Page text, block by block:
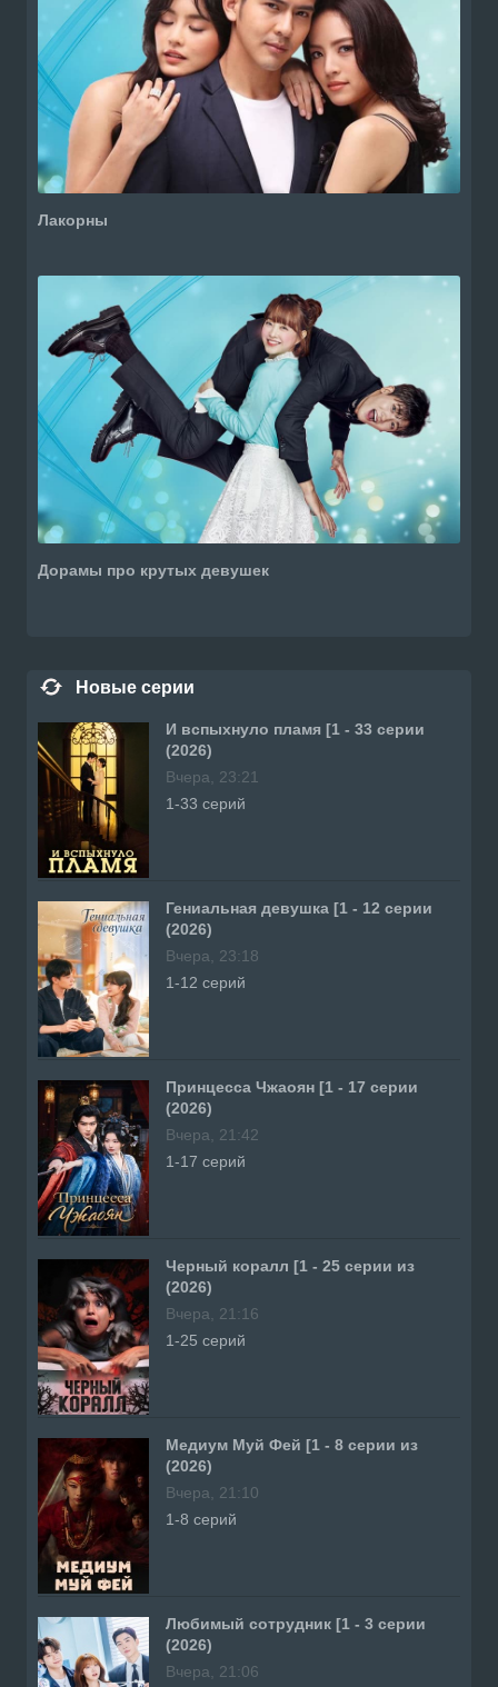
Лакорны
Дорамы про крутых девушек
Новые серии
И вспыхнуло пламя [1 - 33 серии
(2026)
Вчера, 23:21
1-33 серий
Гениальная девушка [1 - 12 серии
(2026)
Вчера, 23:18
1-12 серий
Принцесса Чжаоян [1 - 17 серии
(2026)
Вчера, 21:42
1-17 серий
Черный коралл [1 - 25 серии из
(2026)
Вчера, 21:16
1-25 серий
Медиум Муй Фей [1 - 8 серии из
(2026)
Вчера, 21:10
1-8 серий
Любимый сотрудник [1 - 3 серии
(2026)
Вчера, 21:06